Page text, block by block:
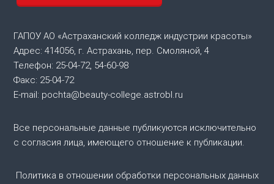
ц
и
я
п
о
з
а
ГАПОУ АО «Астраханский колледж индустрии красоты»
Адрес: 414056, г. Астрахань, пер. Смоляной, 4
Телефон: 25-04-72, 54-60-98
Факс: 25-04-72
E-mail: pochta@beauty-college.astrobl.ru
Все персональные данные публикуются исключительно
с согласия лица, имеющего отношение к публикации.
Политика в отношении обработки персональных данных